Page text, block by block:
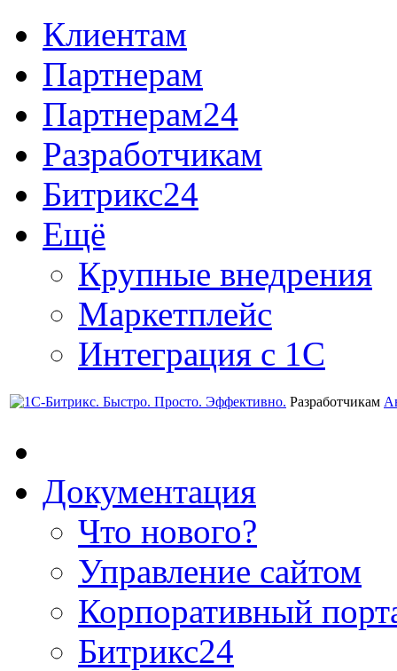
Клиентам
Партнерам
Партнерам24
Разработчикам
Битрикс24
Ещё
Крупные внедрения
Маркетплейс
Интеграция с 1С
Разработчикам
Документация
Что нового?
Управление сайтом
Корпоративный
Битрикс24